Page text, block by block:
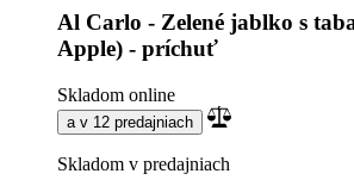
Al Carlo - Zelené jablko s
Apple) - príchuť
Skladom online
a v 12 predajniach
Skladom v predajniach